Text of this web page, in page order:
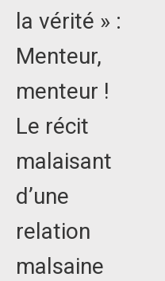
la vérité » :
Menteur,
menteur !
Le récit
malaisant
d’une
relation
malsaine